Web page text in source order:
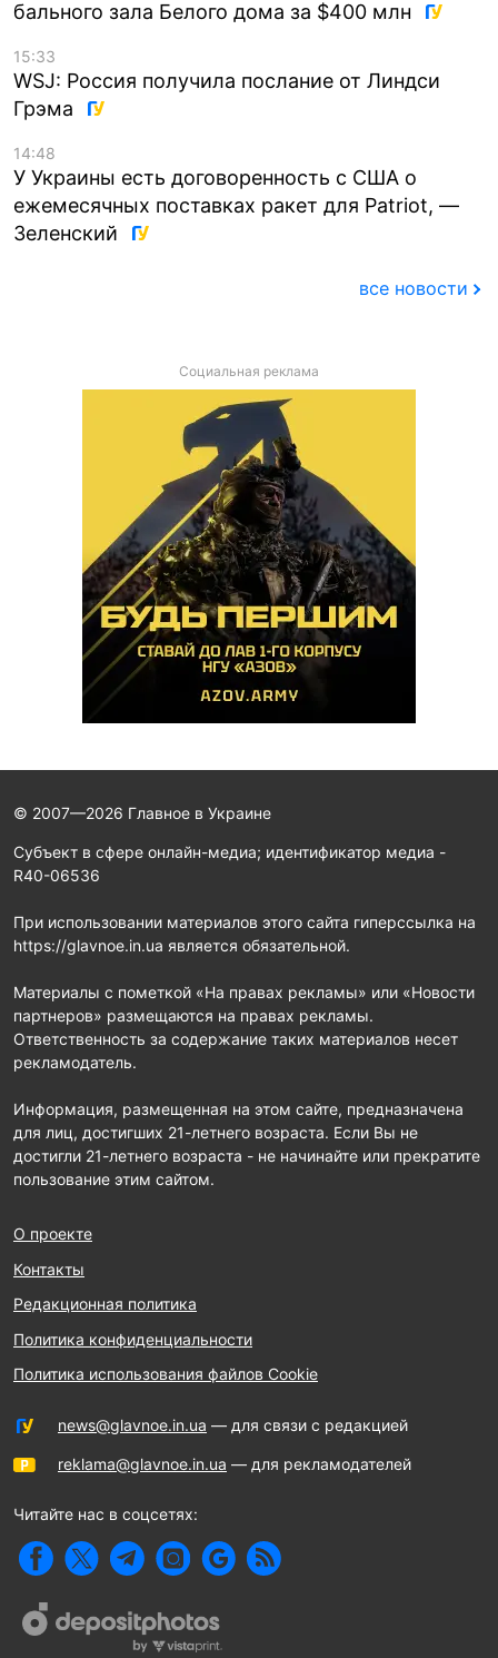
бального зала Белого дома за $400 млн
15:33
WSJ: Россия получила послание от Линдси
Грэма
14:48
У Украины есть договоренность с США о
ежемесячных поставках ракет для Patriot, —
Зеленский
все новости
Социальная реклама
© 2007—2026 Главное в Украине
Субъект в сфере онлайн-медиа; идентификатор медиа -
R40-06536
При использовании материалов этого сайта гиперссылка на
https://glavnoe.in.ua является обязательной.
Материалы с пометкой «На правах рекламы» или «Новости
партнеров» размещаются на правах рекламы.
Ответственность за содержание таких материалов несет
рекламодатель.
Информация, размещенная на этом сайте, предназначена
для лиц, достигших 21-летнего возраста. Если Вы не
достигли 21-летнего возраста - не начинайте или прекратите
пользование этим сайтом.
О проекте
Контакты
Редакционная политика
Политика конфиденциальности
Политика использования файлов Cookie
news@glavnoe.in.ua — для связи с редакцией
reklama@glavnoe.in.ua — для рекламодателей
Читайте нас в соцсетях: